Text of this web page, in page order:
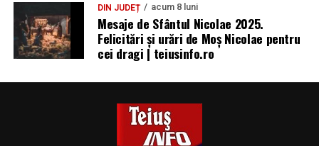
DIN JUDEȚ acum 8 luni
Mesaje de Sfântul Nicolae 2025.
Felicitări și urări de Moș Nicolae pentru
cei dragi | teiusinfo.ro